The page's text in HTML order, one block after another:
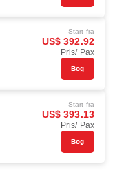
Start fra
US$ 392.92
Pris/ Pax
Bog
Start fra
US$ 393.13
Pris/ Pax
Bog